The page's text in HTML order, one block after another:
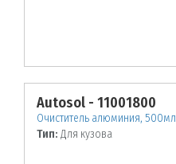
Autosol - 11001800
Очиститель алюминия, 500мл
Тип: Для кузова